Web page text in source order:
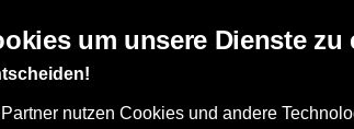
um unsere Dienste
nutzen Cookies und andere
Herrenschuhe Kinderschuhe